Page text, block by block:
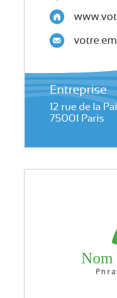
12 rue de la
75001 Paris
Entreprise
Nom